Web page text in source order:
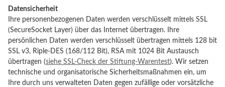
Datensicherheit
Ihre personenbezogenen Daten werden verschlüsselt mittels SSL
(SecureSocket Layer) über das Internet übertragen. Ihre
persönlichen Daten werden verschlüsselt übertragen mittels 128 bit
SSL v3, Riple-DES (168/112 Bit), RSA mit 1024 Bit Austausch
übertragen (siehe SSL-Check der Stiftung-Warentest). Wir setzen
technische und organisatorische Sicherheitsmaßnahmen ein, um
Ihre durch uns verwalteten Daten gegen zufällige oder vorsätzliche